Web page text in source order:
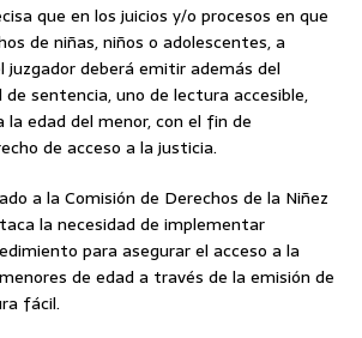
que en los juicios y/o procesos en que
de niñas, niños o adolescentes, a
deberá emitir además del
sentencia, uno de lectura accesible,
edad del menor, con el fin de
de acceso a la justicia.
a la Comisión de Derechos de la Niñez
la necesidad de implementar
para asegurar el acceso a la
de edad a través de la emisión de
fácil.